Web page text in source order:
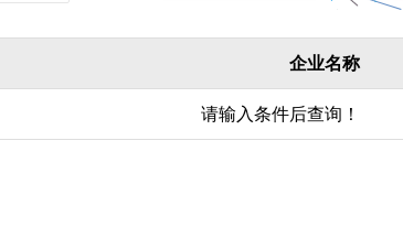
企业名称
请输入条件后查询！